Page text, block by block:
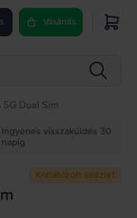
Vásárlás
Dual Sim
Ingyenes visszaküldés 30
napig
Korlátozott készlet